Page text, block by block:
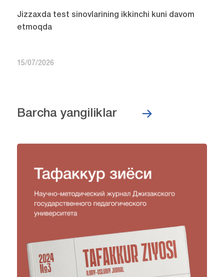
Jizzaxda test sinovlarining ikkinchi kuni davom
etmoqda
15/07/2026
Barcha yangiliklar